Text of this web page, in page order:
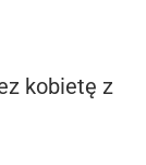
kobietę z